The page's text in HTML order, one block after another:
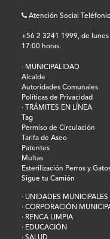
Atención Social
+56 2 3241 1999, de lunes
17:00 horas.
· MUNICIPALIDAD
Alcalde
Autoridades Comunales
Políticas de Privacidad
· TRÁMITES EN LÍNEA
Tag
Permiso de Circulación
Tarifa de Aseo
Patentes
Multas
Esterilización Perros y
Sigue tu Camión
· UNIDADES MUNICIPALES
· CORPORACIÓN
· RENCA LIMPIA
· EDUCACIÓN